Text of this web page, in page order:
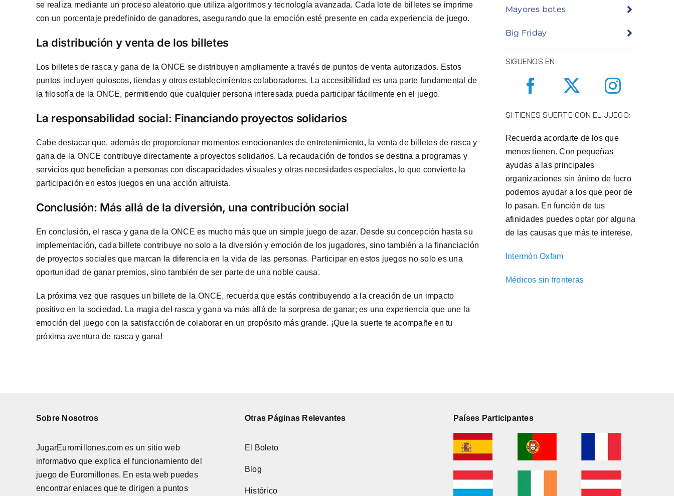
se realiza mediante un proceso aleatorio que utiliza algoritmos y tecnología avanzada. Cada lote de billetes se imprime
con un porcentaje predefinido de ganadores, asegurando que la emoción esté presente en cada experiencia de juego.
La distribución y venta de los billetes
Los billetes de rasca y gana de la ONCE se distribuyen ampliamente a través de puntos de venta autorizados. Estos
puntos incluyen quioscos, tiendas y otros establecimientos colaboradores. La accesibilidad es una parte fundamental de
la filosofía de la ONCE, permitiendo que cualquier persona interesada pueda participar fácilmente en el juego.
La responsabilidad social: Financiando proyectos solidarios
Cabe destacar que, además de proporcionar momentos emocionantes de entretenimiento, la venta de billetes de rasca y
gana de la ONCE contribuye directamente a proyectos solidarios. La recaudación de fondos se destina a programas y
servicios que benefician a personas con discapacidades visuales y otras necesidades especiales, lo que convierte la
participación en estos juegos en una acción altruista.
Conclusión: Más allá de la diversión, una contribución social
En conclusión, el rasca y gana de la ONCE es mucho más que un simple juego de azar. Desde su concepción hasta su
implementación, cada billete contribuye no solo a la diversión y emoción de los jugadores, sino también a la financiación
de proyectos sociales que marcan la diferencia en la vida de las personas. Participar en estos juegos no solo es una
oportunidad de ganar premios, sino también de ser parte de una noble causa.
La próxima vez que rasques un billete de la ONCE, recuerda que estás contribuyendo a la creación de un impacto
positivo en la sociedad. La magia del rasca y gana va más allá de la sorpresa de ganar; es una experiencia que une la
emoción del juego con la satisfacción de colaborar en un propósito más grande. ¡Que la suerte te acompañe en tu
próxima aventura de rasca y gana!
Mayores botes
Big Friday
SIGUENOS EN:
SI TIENES SUERTE CON EL JUEGO:
Recuerda acordarte de los que
menos tienen. Con pequeñas
ayudas a las principales
organizaciones sin ánimo de lucro
podemos ayudar a los que peor de
lo pasan. En función de tus
afinidades puedes optar por alguna
de las causas que más te interese.
Intermón Oxfam
Médicos sin fronteras
Sobre Nosotros
JugarEuromillones.com es un sitio web
informativo que explica el funcionamiento del
juego de Euromillones. En esta web puedes
encontrar enlaces que te dirigen a puntos
Otras Páginas Relevantes
El Boleto
Blog
Histórico
Países Participantes